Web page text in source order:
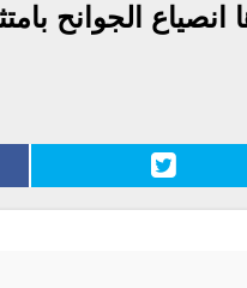
انصياع الجوانح